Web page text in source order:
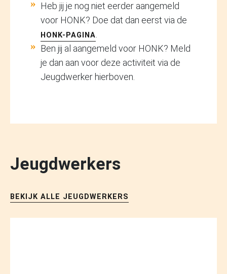
Heb jij je nog niet eerder aangemeld
voor HONK? Doe dat dan eerst via de
HONK-PAGINA.
Ben jij al aangemeld voor HONK? Meld
je dan aan voor deze activiteit via de
Jeugdwerker hierboven.
Jeugdwerkers
BEKIJK ALLE JEUGDWERKERS